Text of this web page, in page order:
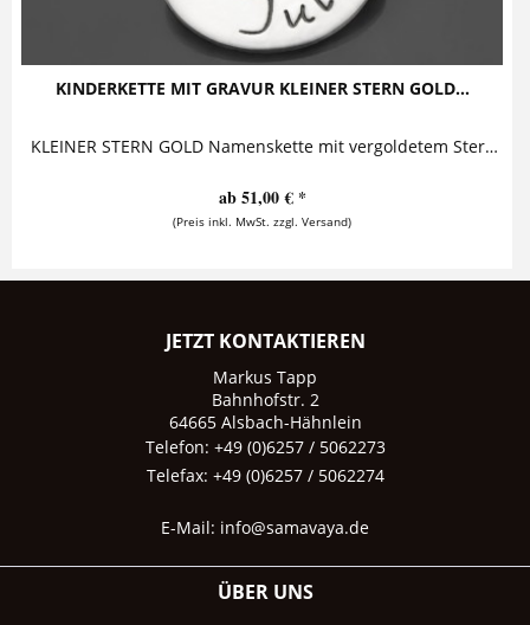
KINDERKETTE MIT GRAVUR KLEINER STERN GOLD...
KLEINER STERN GOLD Namenskette mit vergoldetem Sternanhänger Diese bezaubernde Kinderkette mit Gravur besteht aus einem personalisierten...
ab 51,00 € *
(Preis inkl. MwSt. zzgl. Versand)
JETZT KONTAKTIEREN
Markus Tapp
Bahnhofstr. 2
64665 Alsbach-Hähnlein
Telefon: +49 (0)6257 / 5062273
Telefax: +49 (0)6257 / 5062274
E-Mail: info@samavaya.de
ÜBER UNS